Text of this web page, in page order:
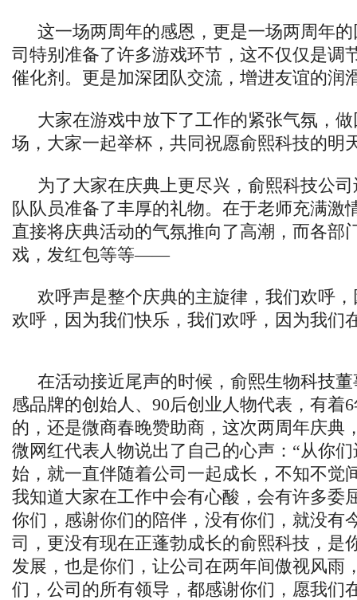
这一场两周年的感恩，更是一场两周年
司特别准备了许多游戏环节，这不仅仅是调
催化剂。更是加深团队交流，增进友谊的润
大家在游戏中放下了工作的紧张气氛，
场，大家一起举杯，共同祝愿俞熙科技的明
为了大家在庆典上更尽兴，俞熙科技公
队队员准备了丰厚的礼物。在于老师充满激
直接将庆典活动的气氛推向了高潮，而各部
戏，发红包等等——
欢呼声是整个庆典的主旋律，我们欢呼
欢呼，因为我们快乐，我们欢呼，因为我们
在活动接近尾声的时候，俞熙生物科技
感品牌的创始人、90后创业人物代表，有着
的，还是微商春晚赞助商，这次两周年庆典
微网红代表人物说出了自己的心声：“从你
始，就一直伴随着公司一起成长，不知不觉
我知道大家在工作中会有心酸，会有许多委
你们，感谢你们的陪伴，没有你们，就没有
司，更没有现在正蓬勃成长的俞熙科技，是
发展，也是你们，让公司在两年间傲视风雨
们，公司的所有领导，都感谢你们，愿我们